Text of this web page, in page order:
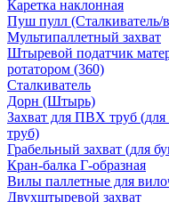
Каретка наклонная
Пуш пулл (Сталкиватель/
Мультипаллетный захват
Штыревой податчик
ротатором (360)
Сталкиватель
Дорн (Штырь)
Захват для ПВХ труб
труб)
Грабельный захват (для
Кран-балка Г-образная
Вилы паллетные для
Двухштыревой захват